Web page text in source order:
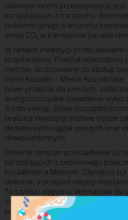
Głównym celem przedsięwzięcia
korzystających z transportu
niskoemisyjnego transportu
emisji CO₂ w transporcie
W ramach inwestycji
przystankową. Powstał nowoczesny
metrów, dostosowany do obsługi
trasie Koszalin – Mielno
nowe przejścia dla pieszych,
energooszczędne oświetlenie
źródła energii. Dzięki
realizacji inwestycji możliwe będzie
dodatkowych ciągów pieszych oraz
dźwiękochłonnych.
Otwarte centrum przesiadkowe już
korzystających z sezonowego
Koszalinem a Mielnem. Szynobus
dziennie, a przejazd między
To szybka i wygodna alternatywa
szczególnie w okresie letnim, gdy
prowadzących nad morze jest